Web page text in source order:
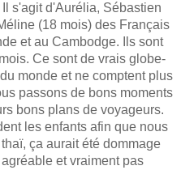
s'agit d'Aurélia, Sébastien
(18 mois) des Français
et au Cambodge. Ils sont
Ce sont de vrais globe-
monde et ne comptent plus
passons de bons moments
bons plans de voyageurs.
les enfants afin que nous
ça aurait été dommage
et vraiment pas